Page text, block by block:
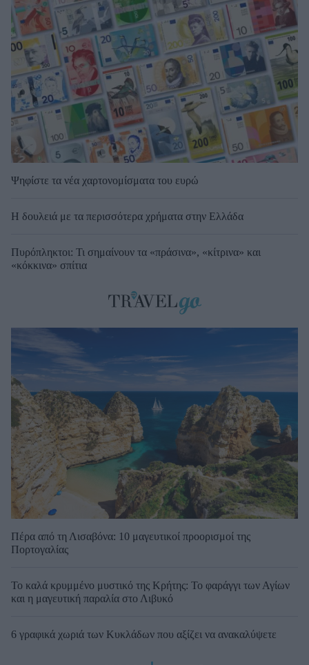
Ψηφίστε τα νέα χαρτονομίσματα του ευρώ
Η δουλειά με τα περισσότερα χρήματα στην Ελλάδα
Πυρόπληκτοι: Τι σημαίνουν τα «πράσινα», «κίτρινα» και
«κόκκινα» σπίτια
Πέρα από τη Λισαβόνα: 10 μαγευτικοί προορισμοί της
Πορτογαλίας
Το καλά κρυμμένο μυστικό της Κρήτης: Το φαράγγι των Αγίων
και η μαγευτική παραλία στο Λιβυκό
6 γραφικά χωριά των Κυκλάδων που αξίζει να ανακαλύψετε